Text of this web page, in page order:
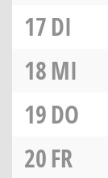
17DI
18MI
19DO
20FR